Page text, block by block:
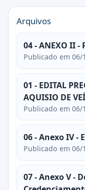
Arquivos
04 - ANEXO II -
Publicado em 06/
01 - EDITAL
AQUISIO DE
Publicado em 06/
06 - Anexo IV -
Publicado em 06/
07 - Anexo V -